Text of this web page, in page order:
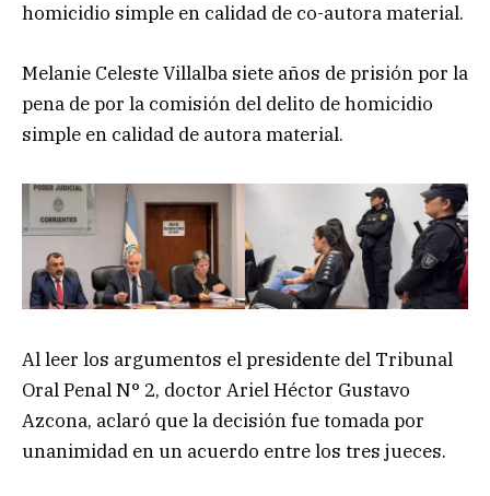
homicidio simple en calidad de co-autora material.
Melanie Celeste Villalba siete años de prisión por la
pena de por la comisión del delito de homicidio
simple en calidad de autora material.
Al leer los argumentos el presidente del Tribunal
Oral Penal N° 2, doctor Ariel Héctor Gustavo
Azcona, aclaró que la decisión fue tomada por
unanimidad en un acuerdo entre los tres jueces.